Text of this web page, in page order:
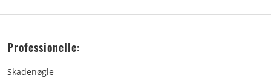
Professionelle:
Skadenøgle